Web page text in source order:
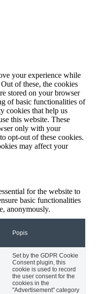
your experience while
of these, the cookies
stored on your browser
of basic functionalities of
cookies that help us
this website. These
only with your
opt-out of these cookies.
may affect your
for the website to
basic functionalities
anonymously.
Popis
Set by the GDPR Cookie
Consent plugin, this
cookie is used to record
the user consent for the
cookies in the
"Advertisement" category